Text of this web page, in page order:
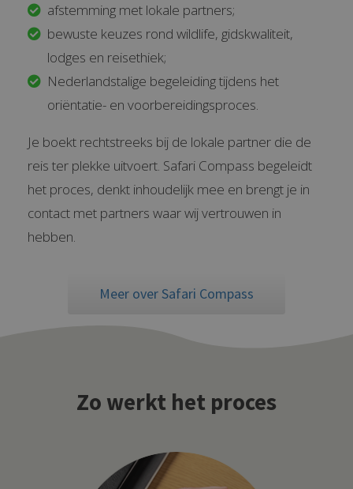
afstemming met lokale partners;
bewuste keuzes rond wildlife, gidskwaliteit,
lodges en reisethiek;
Nederlandstalige begeleiding tijdens het
oriëntatie- en voorbereidingsproces.
Je boekt rechtstreeks bij de lokale partner die de
reis ter plekke uitvoert. Safari Compass begeleidt
het proces, denkt inhoudelijk mee en brengt je in
contact met partners waar wij vertrouwen in
hebben.
Meer over Safari Compass
Zo werkt het proces